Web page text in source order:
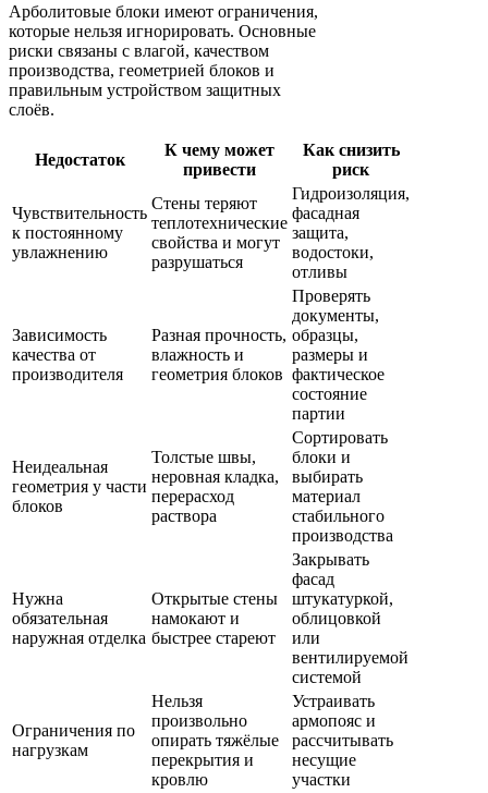
Арболитовые блоки имеют ограничения,
которые нельзя игнорировать. Основные
риски связаны с влагой, качеством
производства, геометрией блоков и
правильным устройством защитных
слоёв.
Недостаток
К чему может
привести
Как снизить
риск
Чувствительность
к постоянному
увлажнению
Стены теряют
теплотехнические
свойства и могут
разрушаться
Гидроизоляция,
фасадная
защита,
водостоки,
отливы
Зависимость
качества от
производителя
Разная прочность,
влажность и
геометрия блоков
Проверять
документы,
образцы,
размеры и
фактическое
состояние
партии
Неидеальная
геометрия у части
блоков
Толстые швы,
неровная кладка,
перерасход
раствора
Сортировать
блоки и
выбирать
материал
стабильного
производства
Нужна
обязательная
наружная отделка
Открытые стены
намокают и
быстрее стареют
Закрывать
фасад
штукатуркой,
облицовкой
или
вентилируемой
системой
Ограничения по
нагрузкам
Нельзя
произвольно
опирать тяжёлые
перекрытия и
кровлю
Устраивать
армопояс и
рассчитывать
несущие
участки